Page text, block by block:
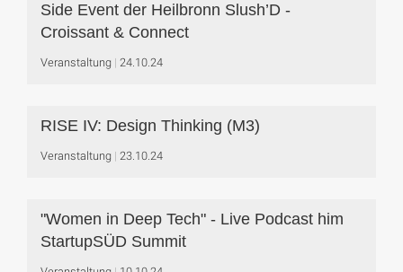
Side Event der Heilbronn Slush’D -
Croissant & Connect
Veranstaltung 24.10.24
RISE IV: Design Thinking (M3)
Veranstaltung 23.10.24
"Women in Deep Tech" - Live Podcast him
StartupSÜD Summit